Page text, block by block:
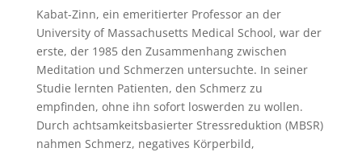
Kabat-Zinn, ein emeritierter Professor an der
University of Massachusetts Medical School, war der
erste, der 1985 den Zusammenhang zwischen
Meditation und Schmerzen untersuchte. In seiner
Studie lernten Patienten, den Schmerz zu
empfinden, ohne ihn sofort loswerden zu wollen.
Durch achtsamkeitsbasierter Stressreduktion (MBSR)
nahmen Schmerz, negatives Körperbild,